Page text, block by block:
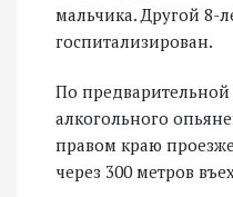
мальчика. Другой 8-
госпитализирован.
По
алкогольного
правом краю
через 300 метров